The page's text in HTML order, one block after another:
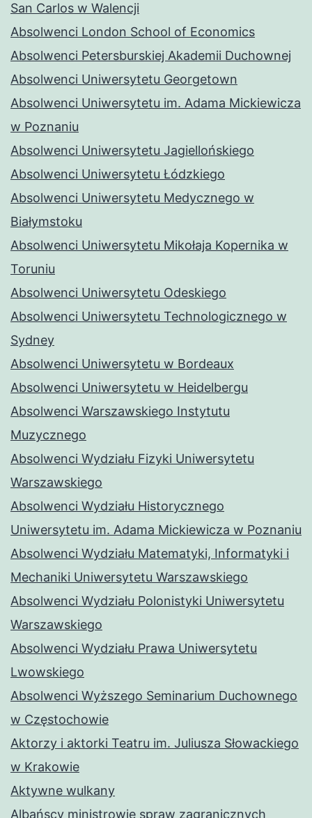
San Carlos w Walencji
Absolwenci London School of Economics
Absolwenci Petersburskiej Akademii Duchownej
Absolwenci Uniwersytetu Georgetown
Absolwenci Uniwersytetu im. Adama Mickiewicza
w Poznaniu
Absolwenci Uniwersytetu Jagiellońskiego
Absolwenci Uniwersytetu Łódzkiego
Absolwenci Uniwersytetu Medycznego w
Białymstoku
Absolwenci Uniwersytetu Mikołaja Kopernika w
Toruniu
Absolwenci Uniwersytetu Odeskiego
Absolwenci Uniwersytetu Technologicznego w
Sydney
Absolwenci Uniwersytetu w Bordeaux
Absolwenci Uniwersytetu w Heidelbergu
Absolwenci Warszawskiego Instytutu
Muzycznego
Absolwenci Wydziału Fizyki Uniwersytetu
Warszawskiego
Absolwenci Wydziału Historycznego
Uniwersytetu im. Adama Mickiewicza w Poznaniu
Absolwenci Wydziału Matematyki, Informatyki i
Mechaniki Uniwersytetu Warszawskiego
Absolwenci Wydziału Polonistyki Uniwersytetu
Warszawskiego
Absolwenci Wydziału Prawa Uniwersytetu
Lwowskiego
Absolwenci Wyższego Seminarium Duchownego
w Częstochowie
Aktorzy i aktorki Teatru im. Juliusza Słowackiego
w Krakowie
Aktywne wulkany
Albańscy ministrowie spraw zagranicznych